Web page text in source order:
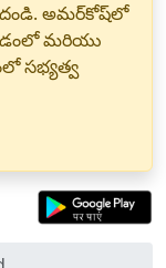
అమర్‌కోష్‌లో
మరియు
సభ్యత్వ